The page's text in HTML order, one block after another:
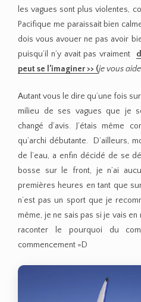
les vagues sont plus violentes,
Pacifique me paraissait bien
dois vous avouer ne pas avoir
puisqu’il n’y avait pas vraiment
peut se l’imaginer >> (je vous
Autant vous le dire qu’une fois
milieu de ses vagues que je
changé d’avis. J’étais même
qu’archi débutante. D’ailleurs,
de l’eau, a enfin décidé de se
bosse sur le front, je n’ai
premières heures en tant que
n’est pas un sport que je
même, je ne sais pas si je vais
raconter le pourquoi du
commencement =D